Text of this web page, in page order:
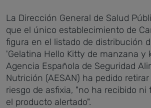
La Dirección General de Salud
que el único establecimiento de
figura en el listado de distribución
'Gelatina Hello Kitty de manzana y
Agencia Española de Seguridad
Nutrición (AESAN) ha pedido
riesgo de asfixia, "no ha recibido ni
el producto alertado".